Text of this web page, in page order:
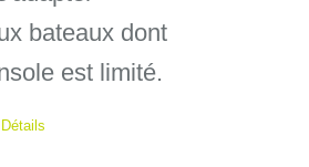
bateaux dont
est limité.
Détails